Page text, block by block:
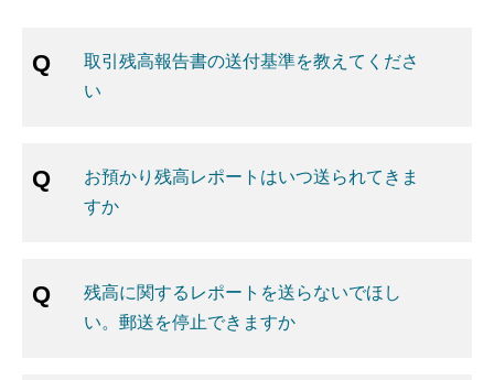
取引残高報告書の送付基準を教えてくださ
い
お預かり残高レポートはいつ送られてきま
すか
残高に関するレポートを送らないでほし
い。郵送を停止できますか